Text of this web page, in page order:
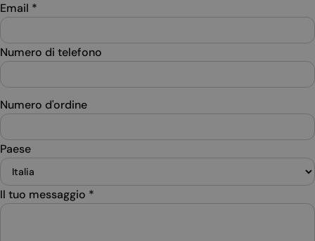
Email *
Numero di telefono
Numero d'ordine
Paese
Il tuo messaggio *